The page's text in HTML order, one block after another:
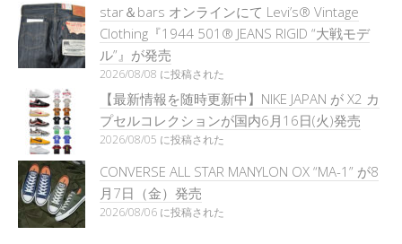
star＆bars オンラインにて Levi’s® Vintage
Clothing『1944 501® JEANS RIGID “大戦モデ
ル”』が発売
2026/08/08 に投稿された
【最新情報を随時更新中】NIKE JAPAN が X2 カ
プセルコレクションが国内6月16日(火)発売
2026/08/05 に投稿された
CONVERSE ALL STAR MANYLON OX “MA-1” が8
月7日（金）発売
2026/08/06 に投稿された